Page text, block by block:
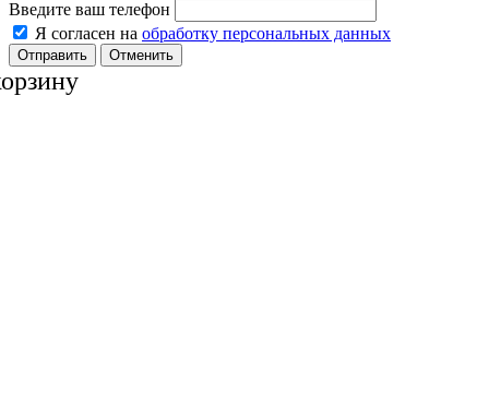
Введите ваш телефон
Я согласен на обработку персональных данных
Отменить